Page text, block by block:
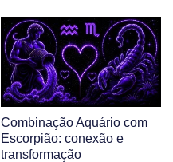
Combinação Aquário com
Escorpião: conexão e
transformação